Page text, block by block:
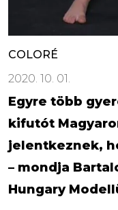
COLORÉ
2020. 10. 01.
Egyre több
kifutót
jelentkeznek,
– mondja
Hungary